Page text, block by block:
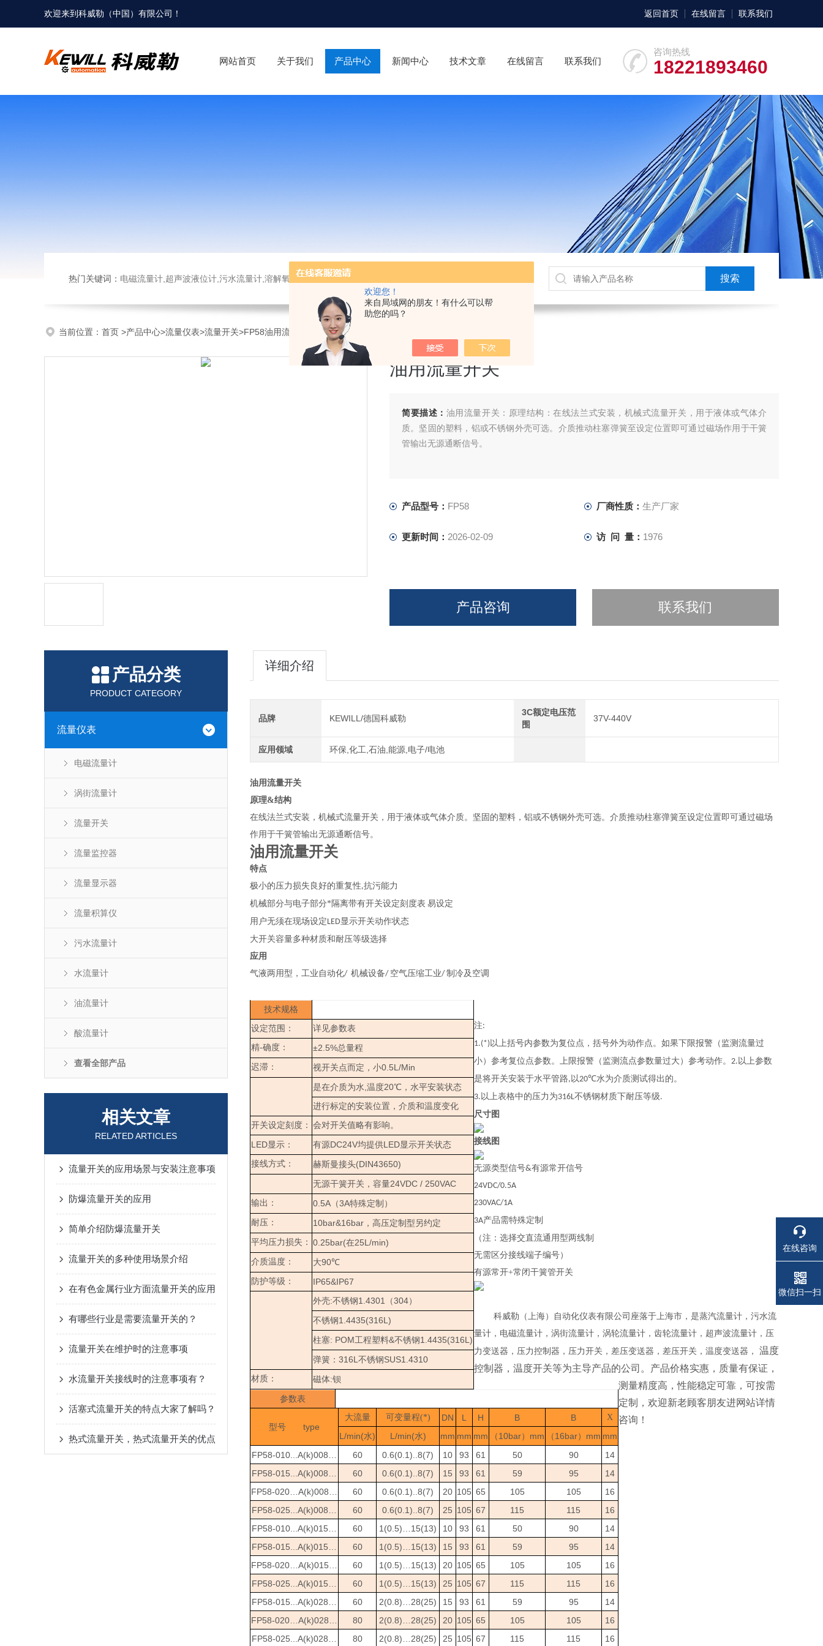
欢迎您！
来自局域网的朋友！有什么可以帮
助您的吗？
欢迎来到科威勒（中国）有限公司！ 返回首页 在线留言 联系我们
咨询热线
18221893460
网站首页 关于我们 产品中心 新闻中心 技术文章 在线留言 联系我们
热门关键词： 电磁流量计,超声波液位计,污水流量计,溶解氧仪,在线PH计,压力变送器
当前位置： 首页 >产品中心>流量仪表>流量开关>FP58油用流量开关
油用流量开关
简要描述： 油用流量开关：原理结构：在线法兰式安装，机械式流量开关，用于液体或气体介
质。坚固的塑料，铝或不锈钢外壳可选。介质推动柱塞弹簧至设定位置即可通过磁场作用于干簧
管输出无源通断信号。
产品型号： FP58 厂商性质： 生产厂家
更新时间： 2026-02-09 访 问 量： 1976
产品咨询 联系我们
产品分类
PRODUCT CATEGORY
流量仪表
电磁流量计
涡街流量计
流量开关
流量监控器
流量显示器
流量积算仪
污水流量计
水流量计
油流量计
酸流量计
查看全部产品
相关文章
RELATED ARTICLES
流量开关的应用场景与安装注意事项
防爆流量开关的应用
简单介绍防爆流量开关
流量开关的多种使用场景介绍
在有色金属行业方面流量开关的应用
有哪些行业是需要流量开关的？
流量开关在维护时的注意事项
水流量开关接线时的注意事项有？
活塞式流量开关的特点大家了解吗？
热式流量开关，热式流量开关的优点
详细介绍
品牌 KEWILL/德国科威勒
3C额定电压范
围
37V-440V
应用领域 环保,化工,石油,能源,电子/电池
油用流量开关
原理&结构
在线法兰式安装，机械式流量开关，用于液体或气体介质。坚固的塑料，铝或不锈钢外壳可选。介质推动柱塞弹簧至设定位置即可通过磁场
作用于干簧管输出无源通断信号。
油用流量开关
特点
极小的压力损失良好的重复性,抗污能力
机械部分与电子部分*隔离带有开关设定刻度表 易设定
用户无须在现场设定LED显示开关动作状态
大开关容量多种材质和耐压等级选择
应用
气液两用型，工业自动化/ 机械设备/ 空气压缩工业/ 制冷及空调
技术规格
设定范围： 详见参数表
精-确度： ±2.5%总量程
迟滞： 视开关点而定，小0.5L/Min
是在介质为水 温度20℃，水平安装状态
进行标定的安装位置，介质和温度变化
开关设定刻度： 会对开关值略有影响。
LED显示： 有源DC24V均提供LED显示开关状态
接线方式： 赫斯曼接头(DIN43650)
无源干簧开关，容量24VDC / 250VAC
输出： 0.5A （3A特殊定制）
耐压： 10bar&16bar ，高压定制型另约定
平均压力损失： 0.25bar(在25L/min)
介质温度： 大90℃
防护等级： IP65&IP67
外壳:不锈钢 1.4301 （304）
不锈钢 1.4435(316L)
柱塞: POM工程塑料&不锈钢 1.4435(316L)
弹簧： 316L 不锈钢 SUS1.4310
材质： 磁体:钡
参数表
型号 type
大流量 可变量程(*) DN L H B B X
L/min(水) L/min(水) mm mm mm （ 10bar） mm （ 16bar） mm mm
FP58-010...A(k)008…
60 0.6(0.1)..8(7) 10 93 61 50 90
14
FP58-015...A(k)008…
60 0.6(0.1)..8(7) 15 93 61 59 95
14
FP58-020…A(k)008…
60 0.6(0.1)..8(7) 20 105 65 105 105
16
FP58-025...A(k)008…
60 0.6(0.1)..8(7) 25 105 67 115 115
16
FP58-010...A(k)015…
60 1(0.5)…15(13) 10 93 61 50 90
14
FP58-015...A(k)015…
60 1(0.5)…15(13) 15 93 61 59 95
14
FP58-020…A(k)015…
60 1(0.5)…15(13) 20 105 65 105 105
16
FP58-025...A(k)015…
60 1(0.5)…15(13) 25 105 67 115 115
16
FP58-015...A(k)028…
60 2(0.8)…28(25) 15 93 61 59 95
14
FP58-020…A(k)028…
80 2(0.8)…28(25) 20 105 65 105 105
16
FP58-025...A(k)028…
80 2(0.8)…28(25) 25 105 67 115 115
16
注:
1.(*)以上括号内参数为复位点，括号外为动作点。如果下限报警（监测流量过
小）参考复位点参数。上限报警（监测流点参数量过大）参考动作。 2. 以上参数
是将开关安装于水平管路, 以20℃水为介质测试得出的。
3. 以上表格中的压力为316L不锈钢材质下耐压等级.
尺寸图
接线图
无源类型信号&有源常开信号
24VDC/0.5A
230VAC/1A
3A产品需特殊定制
（注：选择交直流通用型两线制
无需区分接线端子编号）
有源常开+常闭干簧管开关
科威勒（上海）自动化仪表有限公司座落于上海市，是蒸汽流量计，污水流
量计，电磁流量计，涡街流量计，涡轮流量计，齿轮流量计，超声波流量计，压
力变送器，压力控制器，压力开关，差压变送器，差压开关，温度变送器，
温度
控制器，温度开关等为主导产品的公司。产品价格实惠，质量有保证，
测量精度高，性能稳定可靠，可按需
定制，欢迎新老顾客朋友进网站详情
咨询！
在线咨询
微信扫一扫